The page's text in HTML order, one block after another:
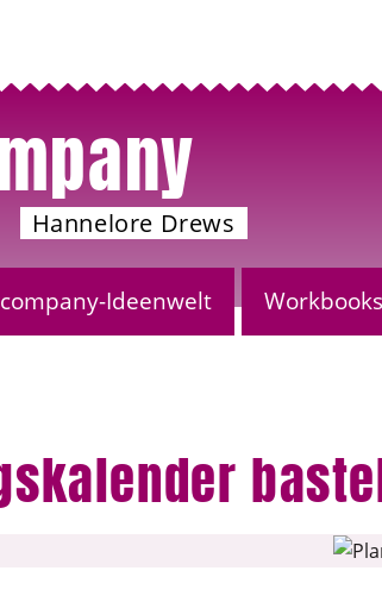
Hannelore Drews
Ideenwelt Workbooks